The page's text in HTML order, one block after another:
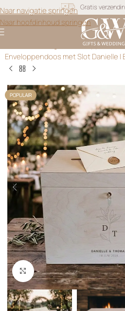
Naar navigatie springen
Naar hoofdinhoud springen
Snel
Gratis
Enveloppendoos met Slot Danielle |
POPULAIR
Klik om te vergroten